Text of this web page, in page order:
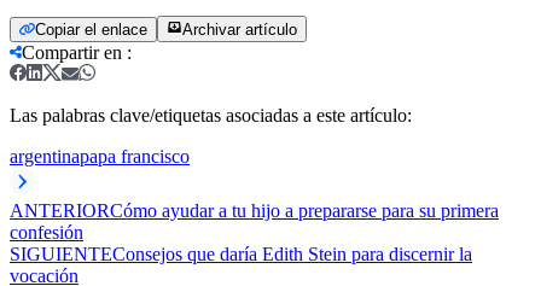
Copiar el enlace Archivar artículo
Compartir en :
Las palabras clave/etiquetas asociadas a este artículo:
argentinapapa francisco
ANTERIORCómo ayudar a tu hijo a prepararse para su primera
confesión
SIGUIENTEConsejos que daría Edith Stein para discernir la
vocación